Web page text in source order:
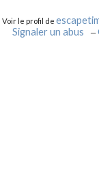
Voir le profil de
Signaler un abus